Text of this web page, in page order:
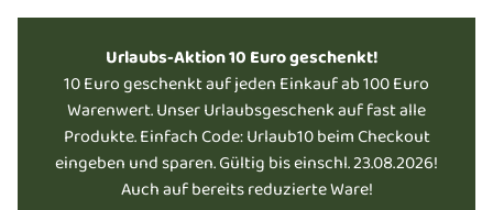
Urlaubs-Aktion 10 Euro geschenkt!
10 Euro geschenkt auf jeden Einkauf ab 100 Euro
Warenwert. Unser Urlaubsgeschenk auf fast alle
Produkte. Einfach Code: Urlaub10 beim Checkout
eingeben und sparen. Gültig bis einschl. 23.08.2026!
Auch auf bereits reduzierte Ware!